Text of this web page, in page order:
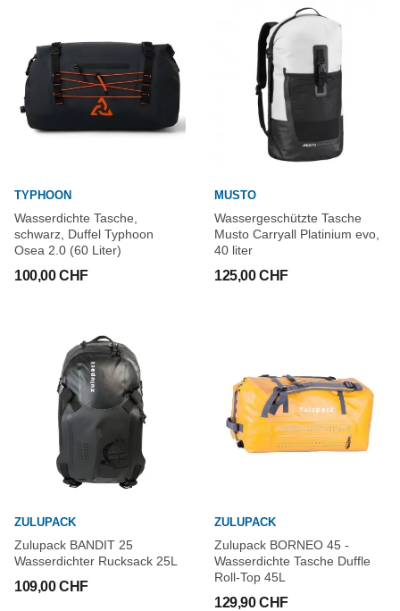
TYPHOON
Wasserdichte Tasche,
schwarz, Duffel Typhoon
Osea 2.0 (60 Liter)
100,00 CHF
MUSTO
Wassergeschützte Tasche
Musto Carryall Platinium evo,
40 liter
125,00 CHF
ZULUPACK
Zulupack BANDIT 25
Wasserdichter Rucksack 25L
109,00 CHF
ZULUPACK
Zulupack BORNEO 45 -
Wasserdichte Tasche Duffle
Roll-Top 45L
129,90 CHF